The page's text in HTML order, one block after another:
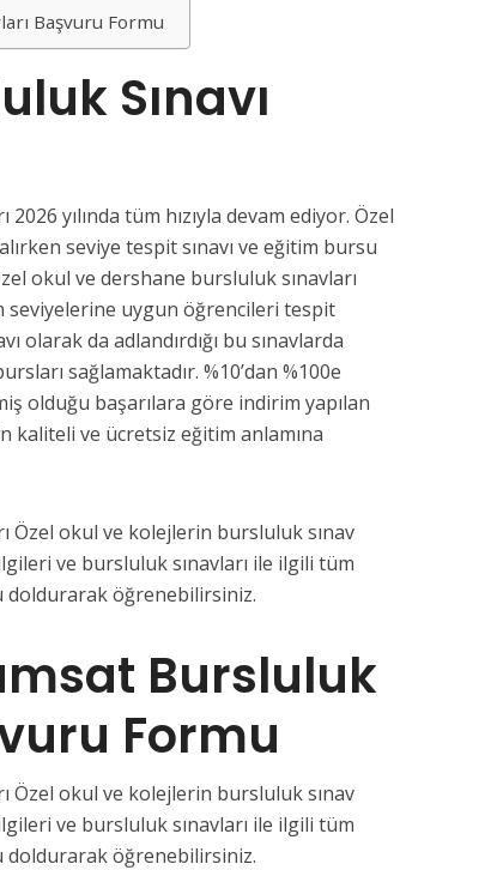
Başvuru Formu
Sınavı
yılında tüm hızıyla devam ediyor. Özel
seviye tespit sınavı ve eğitim bursu
okul ve dershane bursluluk sınavları
seviyelerine uygun öğrencileri tespit
olarak da adlandırdığı bu sınavlarda
sağlamaktadır. %10’dan %100e
olduğu başarılara göre indirim yapılan
kaliteli ve ücretsiz eğitim anlamına
Özel okul ve kolejlerin bursluluk sınav
ve bursluluk sınavları ile ilgili tüm
doldurarak öğrenebilirsiniz.
Bursluluk
Formu
Özel okul ve kolejlerin bursluluk sınav
ve bursluluk sınavları ile ilgili tüm
doldurarak öğrenebilirsiniz.